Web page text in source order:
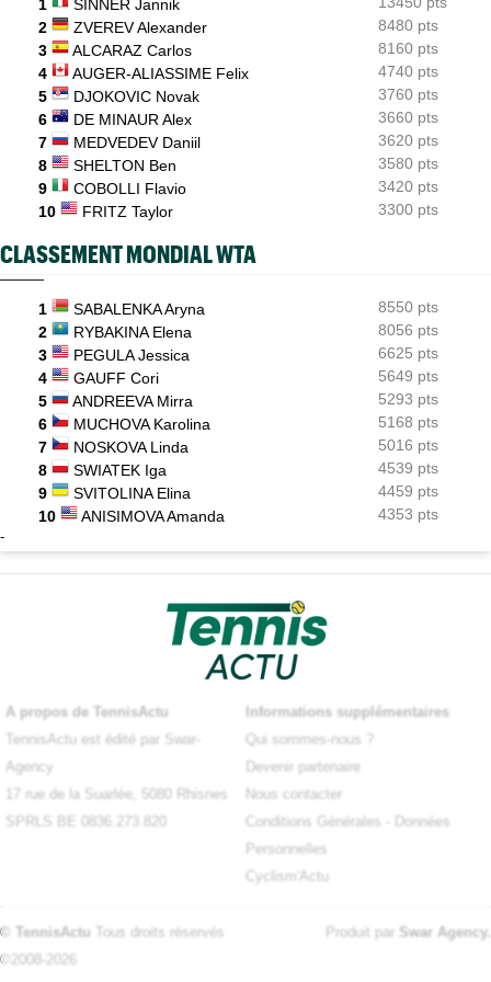
08:50
US Open
Les amoureux Monfils et Svitolina ensemble pour le double
mixte ?
08:25
ATP - Montréal
Griekspoor : "Quand on connaît mon histoire face à Zverev..."
1 SINNER Jannik
2
ZVEREV Alexander
8480 pts
3
ALCARAZ Carlos
8160 pts
4
AUGER-ALIASSIME Felix
4740 pts
5
DJOKOVIC Novak
3760 pts
6
DE MINAUR Alex
3660 pts
7
MEDVEDEV Daniil
3620 pts
8
SHELTON Ben
3580 pts
9
COBOLLI Flavio
3420 pts
10
FRITZ Taylor 3300 pts
CLASSEMENT MONDIAL WTA
1 SABALENKA Aryna
8550 pts
2
RYBAKINA Elena
8056 pts
3
PEGULA Jessica
6625 pts
4
GAUFF Cori
5649 pts
5
ANDREEVA Mirra
5293 pts
6
MUCHOVA Karolina
5168 pts
7
NOSKOVA Linda
5016 pts
8
SWIATEK Iga
4539 pts
9
SVITOLINA Elina
4459 pts
10
ANISIMOVA Amanda 4353 pts
-
A propos de TennisActu
TennisActu est édité par Swar-
Agency
17 rue de la Suarlée, 5080 Rhisnes
SPRLS BE 0836.273.820
Informations supplémentaires
Qui sommes-nous ?
Devenir partenaire
Nous contacter
Conditions Générales
Données
Personnelles
Cyclism'Actu
© TennisActu Tous droits réservés
©2008-2026
Produit par Swar Agency.